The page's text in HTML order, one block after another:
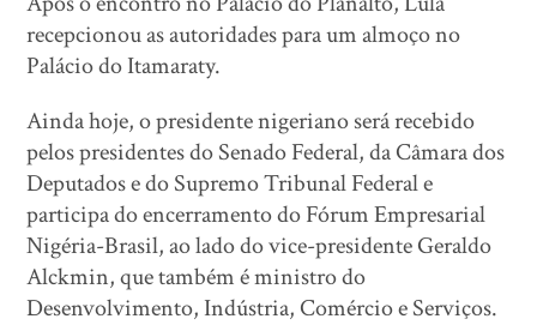
recepcionou as autoridades para um almoço no
Palácio do Itamaraty.
Ainda hoje, o presidente nigeriano será recebido
pelos presidentes do Senado Federal, da Câmara dos
Deputados e do Supremo Tribunal Federal e
participa do encerramento do Fórum Empresarial
Nigéria-Brasil, ao lado do vice-presidente Geraldo
Alckmin, que também é ministro do
Desenvolvimento, Indústria, Comércio e Serviços.